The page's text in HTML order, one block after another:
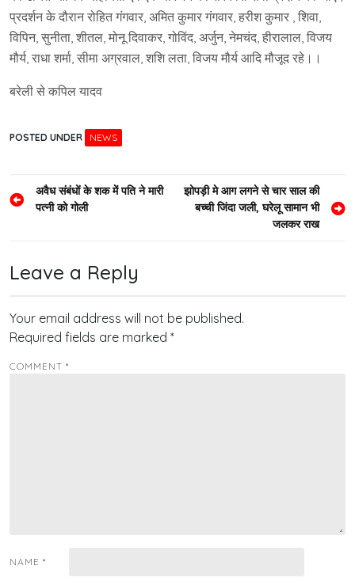
प्रदर्शन के दौरान रोहित गंगवार, अमित कुमार गंगवार, हरीश कुमार , शिवा,
विपिन, सुनीता, शीतल, मोनू दिवाकर, गोविंद, अर्जुन, नेमचंद, हीरालाल, विजय
मौर्य, राधा शर्मा, सीमा अग्रवाल, शशि लता, विजय मौर्य आदि मौजूद रहे।।
बरेली से कपिल यादव
POSTED UNDER NEWS
Post
navigation
अवैध संबंधों के शक में पति ने मारी
पत्नी को गोली
झोपड़ी मे आग लगने से चार साल की
बच्ची जिंदा जली, घरेलू सामान भी
जलकर राख
Leave a Reply
Your email address will not be published.
Required fields are marked *
COMMENT *
NAME *